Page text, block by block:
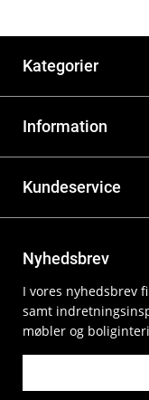
Kategorier
Information
Kundeservice
Nyhedsbrev
I vores nyhedsbrev
samt
møbler og